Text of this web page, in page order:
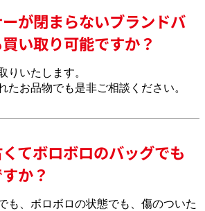
が閉まらないブランドバ
い取り可能ですか？
りいたします。
たお品物でも是非ご相談ください。
てボロボロのバッグでも
か？
も、ボロボロの状態でも、傷のついた